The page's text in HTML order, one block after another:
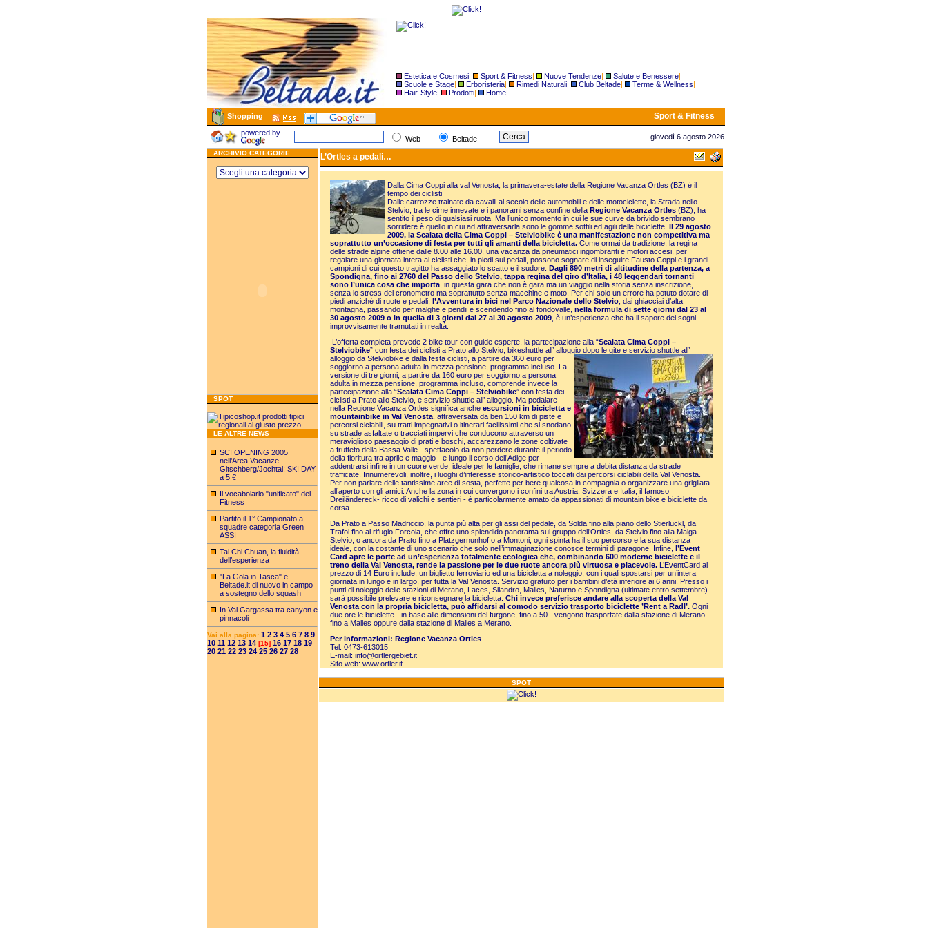
Estetica e Cosmesi| Sport & Fitness| Nuove Tendenze| Salute e Benessere|
Scuole e Stage| Erboristeria| Rimedi Naturali| Club Beltade| Terme & Wellness|
Hair-Style| Prodotti| Home|
Shopping Sport & Fitness
powered by
Web Beltade giovedì 6 agosto 2026
ARCHIVIO CATEGORIE
SPOT
LE ALTRE NEWS
SCI OPENING 2005
nell’Area Vacanze
Gitschberg/Jochtal: SKI DAY
a 5 €
Il vocabolario "unificato" del
Fitness
Partito il 1° Campionato a
squadre categoria Green
ASSI
Tai Chi Chuan, la fluidità
dell’esperienza
"La Gola in Tasca" e
Beltade.it di nuovo in campo
a sostegno dello squash
In Val Gargassa tra canyon e
pinnacoli
Vai alla pagina: 1 2 3 4 5 6 7 8 9
10 11 12 13 14 [15] 16 17 18 19
20 21 22 23 24 25 26 27 28
L’Ortles a pedali…
Dalla Cima Coppi alla val Venosta, la primavera-estate della Regione Vacanza Ortles (BZ) è il
tempo dei ciclisti
Dalle carrozze trainate da cavalli al secolo delle automobili e delle motociclette, la Strada nello
Stelvio, tra le cime innevate e i panorami senza confine della Regione Vacanza Ortles (BZ), ha
sentito il peso di qualsiasi ruota. Ma l’unico momento in cui le sue curve da brivido sembrano
sorridere è quello in cui ad attraversarla sono le gomme sottili ed agili delle biciclette. Il 29 agosto
2009, la Scalata della Cima Coppi – Stelviobike è una manifestazione non competitiva ma
soprattutto un’occasione di festa per tutti gli amanti della bicicletta. Come ormai da tradizione, la regina
delle strade alpine ottiene dalle 8.00 alle 16.00, una vacanza da pneumatici ingombranti e motori accesi, per
regalare una giornata intera ai ciclisti che, in piedi sui pedali, possono sognare di inseguire Fausto Coppi e i grandi
campioni di cui questo tragitto ha assaggiato lo scatto e il sudore. Dagli 890 metri di altitudine della partenza, a
Spondigna, fino ai 2760 del Passo dello Stelvio, tappa regina del giro d’Italia, i 48 leggendari tornanti
sono l’unica cosa che importa , in questa gara che non è gara ma un viaggio nella storia senza inscrizione,
senza lo stress del cronometro ma soprattutto senza macchine e moto. Per chi solo un errore ha potuto dotare di
piedi anziché di ruote e pedali, l’Avventura in bici nel Parco Nazionale dello Stelvio , dai ghiacciai d’alta
montagna, passando per malghe e pendii e scendendo fino al fondovalle, nella formula di sette giorni dal 23 al
30 agosto 2009 o in quella di 3 giorni dal 27 al 30 agosto 2009 , è un’esperienza che ha il sapore dei sogni
improvvisamente tramutati in realtà.
L’offerta completa prevede 2 bike tour con guide esperte, la partecipazione alla “Scalata Cima Coppi –
Stelviobike” con festa dei ciclisti a Prato allo Stelvio, bikeshuttle all’ alloggio dopo le gite e servizio shuttle all’
alloggio da Stelviobike e dalla festa ciclisti, a partire da 360 euro per
soggiorno a persona adulta in mezza pensione, programma incluso. La
versione di tre giorni, a partire da 160 euro per soggiorno a persona
adulta in mezza pensione, programma incluso, comprende invece la
partecipazione alla “Scalata Cima Coppi – Stelviobike” con festa dei
ciclisti a Prato allo Stelvio, e servizio shuttle all’ alloggio. Ma pedalare
nella Regione Vacanza Ortles significa anche escursioni in bicicletta e
mountainbike in Val Venosta , attraversata da ben 150 km di piste e
percorsi ciclabili, su tratti impegnativi o itinerari facilissimi che si snodano
su strade asfaltate o tracciati impervi che conducono attraverso un
meraviglioso paesaggio di prati e boschi, accarezzano le zone coltivate
a frutteto della Bassa Valle - spettacolo da non perdere durante il periodo
della fioritura tra aprile e maggio - e lungo il corso dell’Adige per
addentrarsi infine in un cuore verde, ideale per le famiglie, che rimane sempre a debita distanza da strade
trafficate. Innumerevoli, inoltre, i luoghi d’interesse storico-artistico toccati dai percorsi ciclabili della Val Venosta.
Per non parlare delle tantissime aree di sosta, perfette per bere qualcosa in compagnia o organizzare una grigliata
all’aperto con gli amici. Anche la zona in cui convergono i confini tra Austria, Svizzera e Italia, il famoso
Dreiländereck- ricco di valichi e sentieri - è particolarmente amato da appassionati di mountain bike e biciclette da
corsa.
Da Prato a Passo Madriccio, la punta più alta per gli assi del pedale, da Solda fino alla piano dello Stierlückl, da
Trafoi fino al rifugio Forcola, che offre uno splendido panorama sul gruppo dell’Ortles, da Stelvio fino alla Malga
Stelvio, o ancora da Prato fino a Platzgernunhof o a Montoni, ogni spinta ha il suo percorso e la sua distanza
ideale, con la costante di uno scenario che solo nell’immaginazione conosce termini di paragone. Infine, l’Event
Card apre le porte ad un’esperienza totalmente ecologica che, combinando 600 moderne biciclette e il
treno della Val Venosta, rende la passione per le due ruote ancora più virtuosa e piacevole. L’EventCard al
prezzo di 14 Euro include, un biglietto ferroviario ed una bicicletta a noleggio, con i quali spostarsi per un’intera
giornata in lungo e in largo, per tutta la Val Venosta. Servizio gratuito per i bambini d’età inferiore ai 6 anni. Presso i
punti di noleggio delle stazioni di Merano, Laces, Silandro, Malles, Naturno e Spondigna (ultimate entro settembre)
sarà possibile prelevare e riconsegnare la bicicletta. Chi invece preferisce andare alla scoperta della Val
Venosta con la propria bicicletta, può affidarsi al comodo servizio trasporto biciclette ’Rent a Radl’. Ogni
due ore le biciclette - in base alle dimensioni del furgone, fino a 50 - vengono trasportate dalla stazione di Merano
fino a Malles oppure dalla stazione di Malles a Merano.
Per informazioni: Regione Vacanza Ortles
Tel. 0473-613015
E-mail: info@ortlergebiet.it
Sito web: www.ortler.it
SPOT